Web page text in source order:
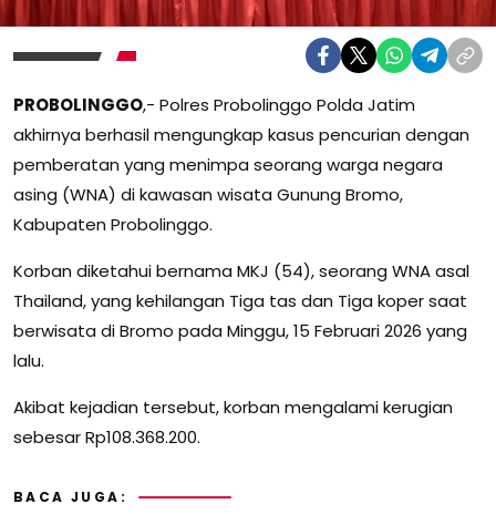
PROBOLINGGO,- Polres Probolinggo Polda Jatim
akhirnya berhasil mengungkap kasus pencurian dengan
pemberatan yang menimpa seorang warga negara
asing (WNA) di kawasan wisata Gunung Bromo,
Kabupaten Probolinggo.
Korban diketahui bernama MKJ (54), seorang WNA asal
Thailand, yang kehilangan Tiga tas dan Tiga koper saat
berwisata di Bromo pada Minggu, 15 Februari 2026 yang
lalu.
Akibat kejadian tersebut, korban mengalami kerugian
sebesar Rp108.368.200.
BACA JUGA: